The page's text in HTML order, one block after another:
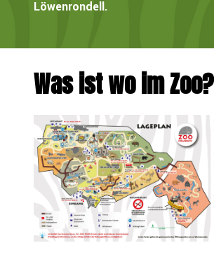
Löwenrondell.
Was ist wo im Zoo?